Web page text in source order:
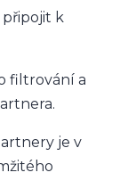
připojit k
filtrování a
je v